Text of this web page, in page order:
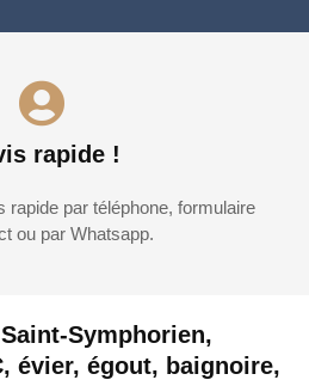
Symphorien,
évier, égout, baignoire,
rapide !
rapide par téléphone, formulaire
ou par Whatsapp.